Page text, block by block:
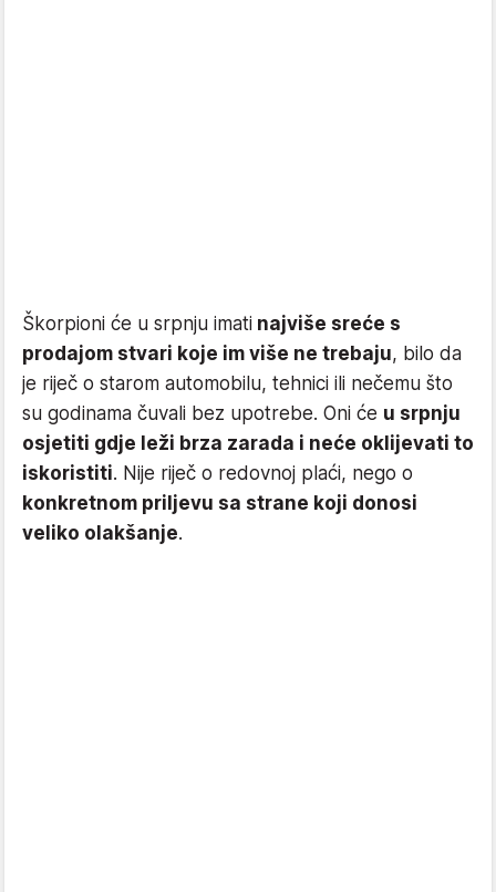
Škorpioni će u srpnju imati najviše sreće s
prodajom stvari koje im više ne trebaju, bilo da
je riječ o starom automobilu, tehnici ili nečemu što
su godinama čuvali bez upotrebe. Oni će u srpnju
osjetiti gdje leži brza zarada i neće oklijevati to
iskoristiti. Nije riječ o redovnoj plaći, nego o
konkretnom priljevu sa strane koji donosi
veliko olakšanje.